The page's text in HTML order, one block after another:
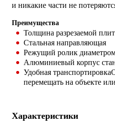
и никакие части не
Преимущества
Толщина разрезаемой
Стальная направляющая
Режущий ролик
Алюминиевый корпус
Удобная
перемещать на объекте
Характеристики